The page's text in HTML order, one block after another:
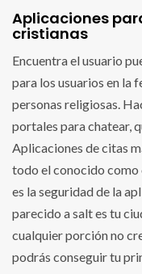
Aplicaciones
cristianas
Encuentra el usuario
para los usuarios en la
personas religiosas.
portales para chatear,
Aplicaciones de citas
todo el conocido
es la seguridad de la
parecido a salt es tu
cualquier porción no
podrás conseguir tu